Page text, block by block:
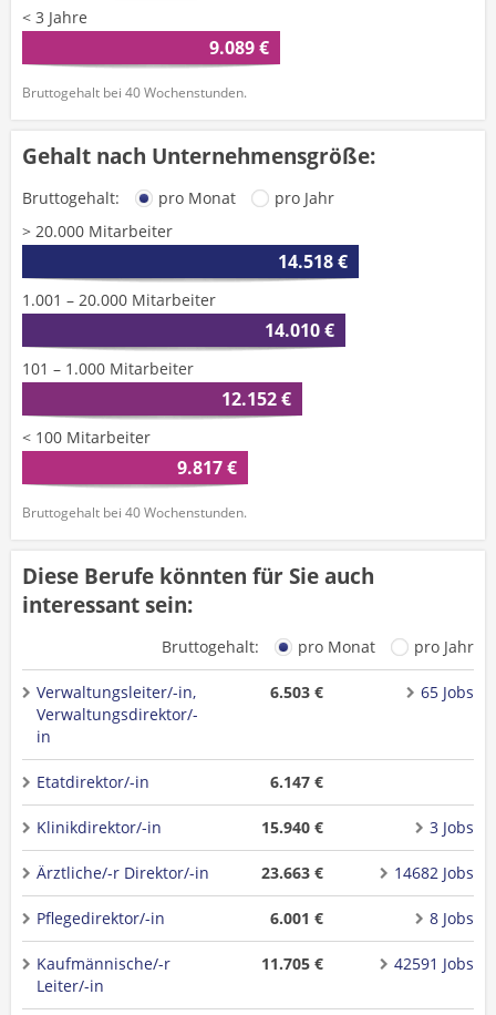
< 3 Jahre
9.089 €
Bruttogehalt bei 40 Wochenstunden.
Gehalt nach Unternehmensgröße:
Bruttogehalt: pro Monat
pro Jahr
> 20.000 Mitarbeiter
14.518 €
1.001 – 20.000 Mitarbeiter
14.010 €
101 – 1.000 Mitarbeiter
12.152 €
< 100 Mitarbeiter
9.817 €
Bruttogehalt bei 40 Wochenstunden.
Diese Berufe könnten für Sie auch
interessant sein:
Bruttogehalt: pro Monat pro Jahr
Verwaltungsleiter/-in,
Verwaltungsdirektor/-
in
6.503 € 65 Jobs
Etatdirektor/-in 6.147 €
Klinikdirektor/-in 15.940 € 3 Jobs
Ärztliche/-r Direktor/-in 23.663 € 14682 Jobs
Pflegedirektor/-in 6.001 € 8 Jobs
Kaufmännische/-r
Leiter/-in
11.705 € 42591 Jobs